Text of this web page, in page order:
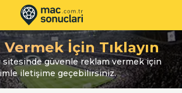
İçin Tıklayın
sitesinde güvenle reklam vermek için
iletişime geçebilirsiniz.